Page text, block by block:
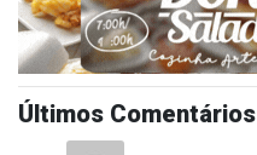
Últimos Comentários